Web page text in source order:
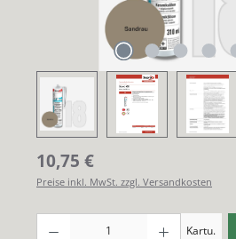
Regulärer Preis:
10,75 €
Preise inkl. MwSt. zzgl. Versandkosten
Produkt Anzahl: Gib den gewünschten Wert
Kartu.